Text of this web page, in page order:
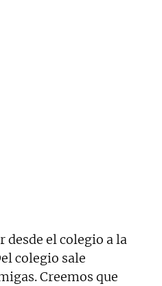
desde el colegio a la
colegio sale
Creemos que